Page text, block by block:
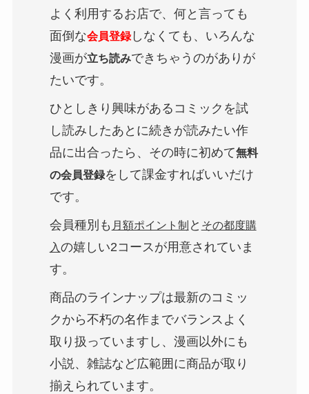
よく利用するお店で、何と言っても
面倒な会員登録しなくても、いろんな
漫画が立ち読みできちゃうのがありが
たいです。
ひとしきり興味があるコミックを試
し読みしたあとに続きが読みたい作
品に出合ったら、その時に初めて無料
の会員登録をして課金すればいいだけ
です。
会員種別も 月額ポイント制 と その都度購
入の嬉しい2コースが用意されていま
す。
商品のラインナップは最新のコミッ
クから不朽の名作までバランスよく
取り扱っていますし、漫画以外にも
小説、雑誌など広範囲に商品が取り
揃えられています。